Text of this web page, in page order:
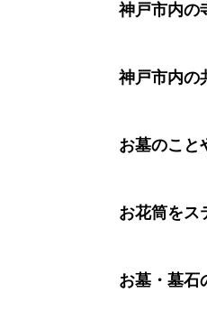
神戸市内の
神戸市内の
お墓のこと
お花筒をス
お墓・墓石